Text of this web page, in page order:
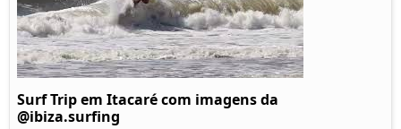
Surf Trip em Itacaré com imagens da
@ibiza.surfing